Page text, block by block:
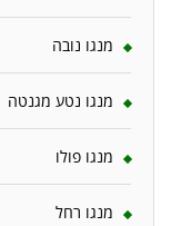
מנגו נובה
מנגו נטע מגנטה
מנגו פולו
מנגו רחל